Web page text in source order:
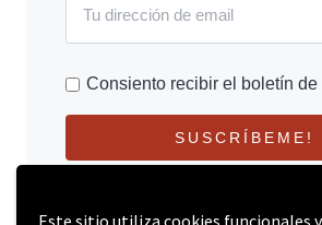
Este sitio utiliza cookies funcionales
Consiento recibir el boletín de
SUSCRÍBEME!